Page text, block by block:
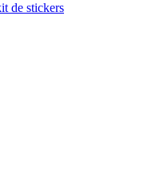
de stickers